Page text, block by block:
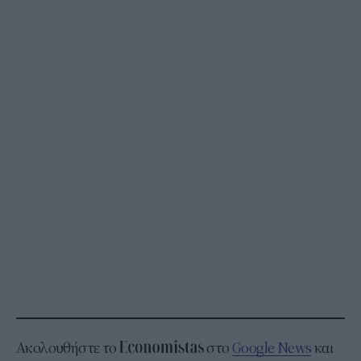
Ακολουθήστε το στο Google Newsκαι